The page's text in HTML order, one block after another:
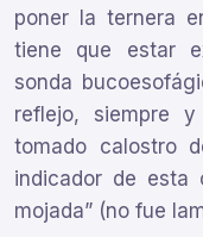
poner la ternera
tiene que estar
sonda
reflejo, siempre
tomado calostro
indicador de esta
mojada” (no fue